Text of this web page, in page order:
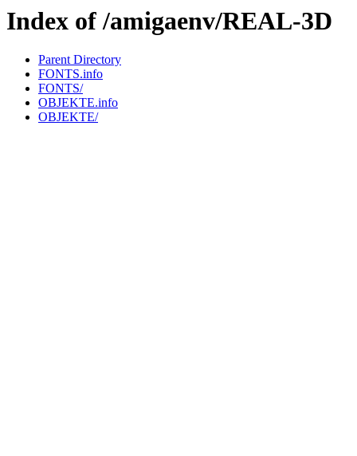
Index of /amigaenv/REAL-3D
Parent Directory
FONTS.info
FONTS/
OBJEKTE.info
OBJEKTE/